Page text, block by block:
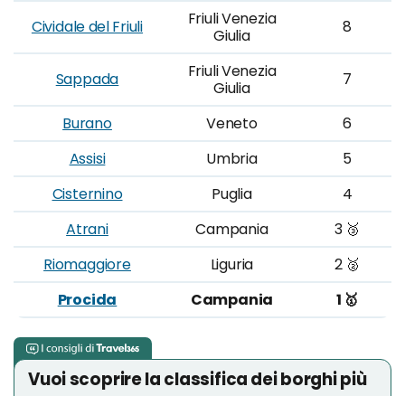
Cividale del Friuli
Friuli Venezia
Giulia
8
Sappada
Friuli Venezia
Giulia
7
Burano Veneto
6
Assisi
Umbria
5
Cisternino
Puglia
4
Atrani
Campania
3 🥉
Riomaggiore
Liguria
2 🥈
Procida
Campania 1 🥇
Vuoi scoprire la classifica dei borghi più